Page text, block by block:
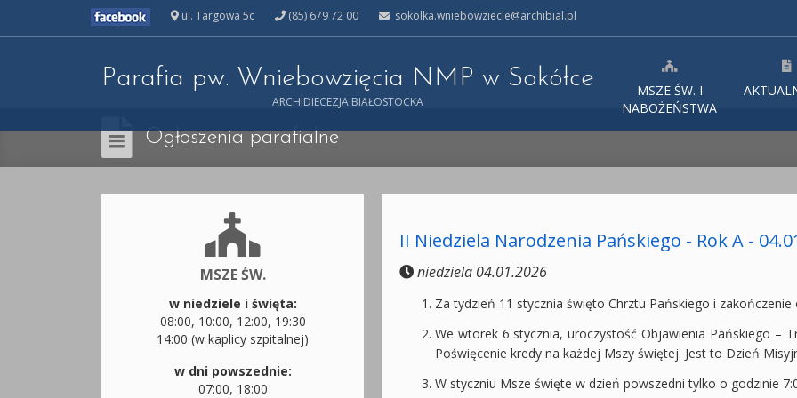
ul. Targowa 5c (85) 679 72 00 sokolka.wniebowziecie@archibial.pl
Parafia pw. Wniebowzięcia NMP w Sokółce
ARCHIDIECEZJA BIAŁOSTOCKA
MSZE ŚW. I
NABOŻEŃSTWA
Ogłoszenia parafialne
MSZE ŚW.
w niedziele i święta:
08:00, 10:00, 12:00, 19:30
14:00 (w kaplicy szpitalnej)
w dni powszednie:
07:00, 18:00
II Niedziela Narodzenia Pańskiego - Rok A -
niedziela 04.01.2026
Za tydzień 11 stycznia święto Chrztu Pańskiego i
We wtorek 6 stycznia, uroczystość Objawienia Pańskiego –
Poświęcenie kredy na każdej Mszy świętej. Jest to Dzień
W styczniu Msze święte w dzień powszedni tylko o godzinie